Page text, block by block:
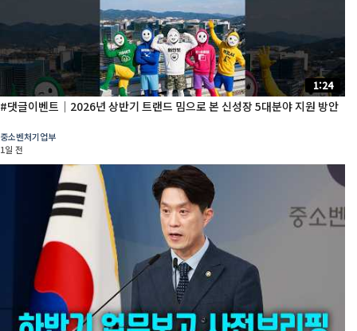
1:24
#댓글이벤트│2026년 상반기 트랜드 밈으로 본 신성장 5대분야 지원 방안
중소벤처기업부
1일 전